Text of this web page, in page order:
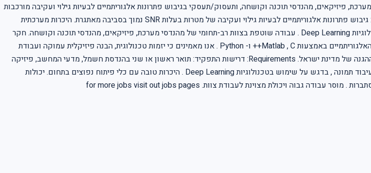
פיזיקאים, מהנדסי תוכנה וקושחה, ותעסוק/תעסקי בגיבוש פתרונות אלגוריתמיים לבעיות גילוי ועקיבה מורכבות
בסביבות מאתגרות, תוך שימוש בטכנולוגיות חדשניות כמו Deep Learning. תחומי האחריות: גיבוש פתרונות אלגוריתמיים לבעיות גילוי ועקיבה של מטרות בעלות SNR נמוך בסביבה מאתגרת. היכרות מערכתית
מעמיקה של הבעיה וניתוח דרישות. חקר חלופות טכנולוגיות ויישום מגוון כלים, לרבות טכנולוגיות Deep Learning . עבודה שוטפת בצוות רב-תחומי של מהנדסי מערכת, פיזיקאים, מהנדסי תוכנה וקושחה. חקר
ביצועים וליווי תהליך המבצוע של המערכת עד לכשירות מבצעית. מימוש ופיתוח הפתרונות האלגוריתמיים באמצעות Matlab , C++ ו- Python . אנו מאמינים כי יזמות טכנולוגית, הבנה פיזיקלית עמוקה ועבודת
צוות יוצאת דופן הם המפתח להצלחה. בוא/י להיות חלק מהצוות שיעצב את עתיד מערכות ההגנה של מדינת ישראל. Requirements: דרישות התפקיד: תואר ראשון או שני בהנדסת חשמל, מדעי המחשב, פיזיקה
או תחום רלוונטי אחר – חובה . ניסיון מוכח בפיתוח אלגוריתמים בתחום ראייה ממוחשבת ו עיבוד תמונה , בדגש על שימוש בטכנולוגיות Deep Learning . היכרות טובה עם כלי פיתוח נפוצים בתחום. יכולות
אנליטיות גבוהות ויכולת מוכחת לפתרון בעיות מורכבות. ידע נרחב וניסיון ב סטטיסטיקה ו הסתברות . מוסר עבודה גבוה ויכולת מצוינת לעבודת צוות. for more jobs visit out jobs pages